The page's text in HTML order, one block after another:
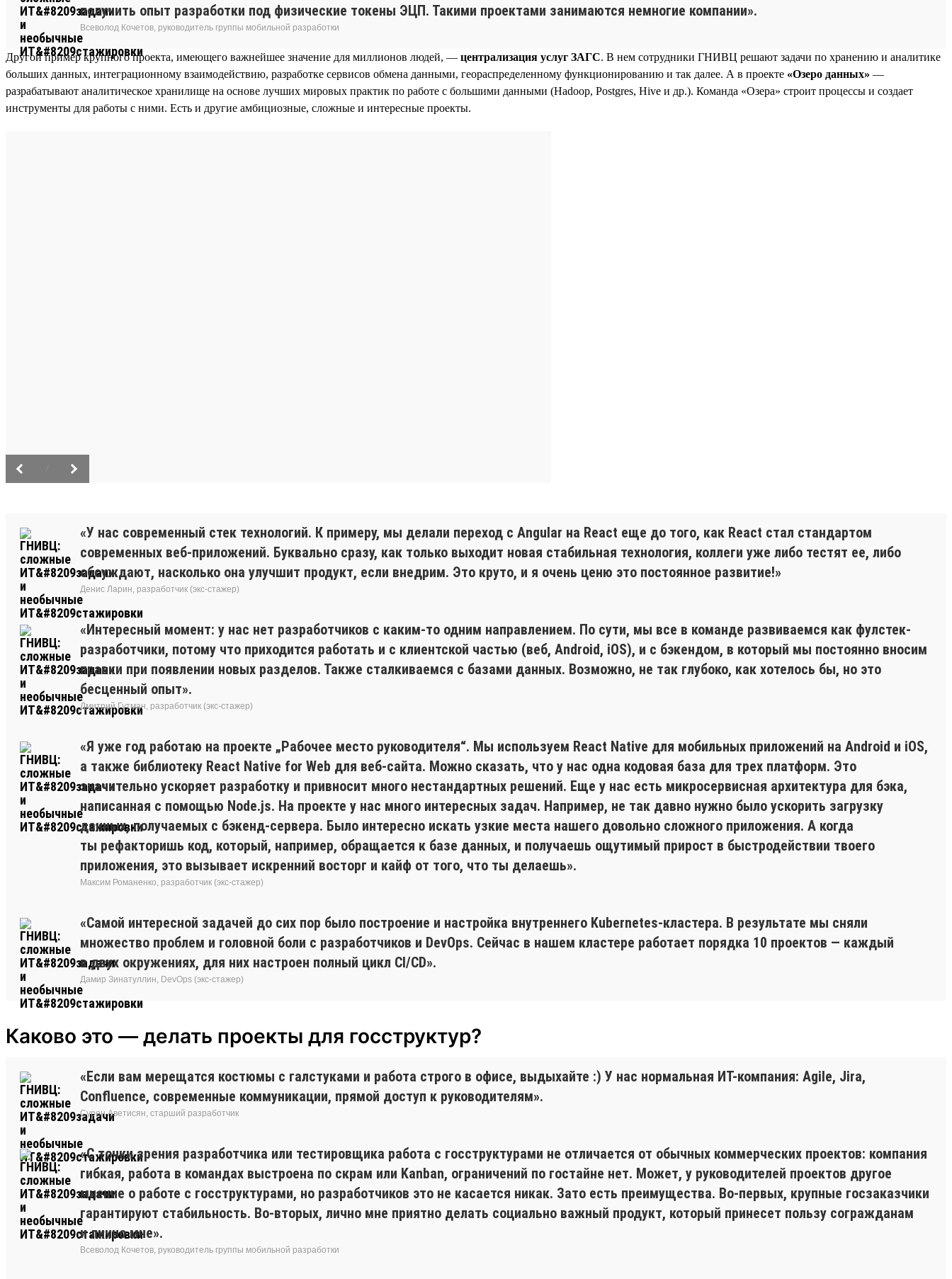
получить опыт разработки под физические токены ЭЦП. Такими проектами занимаются немногие компании».
Всеволод Кочетов, руководитель группы мобильной разработки
Другой пример крупного проекта, имеющего важнейшее значение для миллионов людей, — централизация услуг ЗАГС. В нем сотрудники ГНИВЦ решают задачи по хранению и аналитике
больших данных, интеграционному взаимодействию, разработке сервисов обмена данными, геораспределенному функционированию и так далее. А в проекте «Озеро данных» —
разрабатывают аналитическое хранилище на основе лучших мировых практик по работе с большими данными (Hadoop, Postgres, Hive и др.). Команда «Озера» строит процессы и создает
инструменты для работы с ними. Есть и другие амбициозные, сложные и интересные проекты.
«У нас современный стек технологий. К примеру, мы делали переход с Angular на React еще до того, как React стал стандартом
современных веб-приложений. Буквально сразу, как только выходит новая стабильная технология, коллеги уже либо тестят ее, либо
обсуждают, насколько она улучшит продукт, если внедрим. Это круто, и я очень ценю это постоянное развитие!»
Денис Ларин, разработчик (экс-стажер)
«Интересный момент: у нас нет разработчиков с каким-то одним направлением. По сути, мы все в команде развиваемся как фулстек-
разработчики, потому что приходится работать и с клиентской частью (веб, Android, iOS), и с бэкендом, в который мы постоянно вносим
правки при появлении новых разделов. Также сталкиваемся с базами данных. Возможно, не так глубоко, как хотелось бы, но это
бесценный опыт».
Дмитрий Гутман, разработчик (экс-стажер)
«Я уже год работаю на проекте „Рабочее место руководителя“. Мы используем React Native для мобильных приложений на Android и iOS,
а также библиотеку React Native for Web для веб-сайта. Можно сказать, что у нас одна кодовая база для трех платформ. Это
значительно ускоряет разработку и привносит много нестандартных решений. Еще у нас есть микросервисная архитектура для бэка,
написанная с помощью Node.js. На проекте у нас много интересных задач. Например, не так давно нужно было ускорить загрузку
данных, получаемых с бэкенд-сервера. Было интересно искать узкие места нашего довольно сложного приложения. А когда
ты рефакторишь код, который, например, обращается к базе данных, и получаешь ощутимый прирост в быстродействии твоего
приложения, это вызывает искренний восторг и кайф от того, что ты делаешь».
Максим Романенко, разработчик (экс-стажер)
«Самой интересной задачей до сих пор было построение и настройка внутреннего Kubernetes-кластера. В результате мы сняли
множество проблем и головной боли с разработчиков и DevOps. Сейчас в нашем кластере работает порядка 10 проектов — каждый
в двух окружениях, для них настроен полный цикл CI/CD».
Дамир Зинатуллин, DevOps (экс-стажер)
Каково это — делать проекты для госструктур?
«Если вам мерещатся костюмы с галстуками и работа строго в офисе, выдыхайте :) У нас нормальная ИТ-компания: Agile, Jira,
Confluence, современные коммуникации, прямой доступ к руководителям».
Сурен Аветисян, старший разработчик
«С точки зрения разработчика или тестировщика работа с госструктурами не отличается от обычных коммерческих проектов: компания
гибкая, работа в командах выстроена по скрам или Kanban, ограничений по гостайне нет. Может, у руководителей проектов другое
мнение о работе с госструктурами, но разработчиков это не касается никак. Зато есть преимущества. Во-первых, крупные госзаказчики
гарантируют стабильность. Во-вторых, лично мне приятно делать социально важный продукт, который принесет пользу согражданам
и лично мне».
Всеволод Кочетов, руководитель группы мобильной разработки